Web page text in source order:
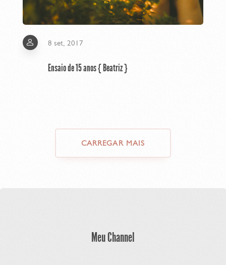
8 set, 2017
Ensaio de 15 anos { Beatriz }
CARREGAR MAIS
Meu Channel